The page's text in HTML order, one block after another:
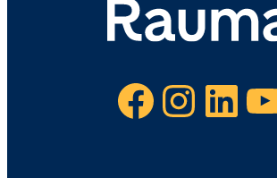
Facebook Instagram LinkedIn YouTube